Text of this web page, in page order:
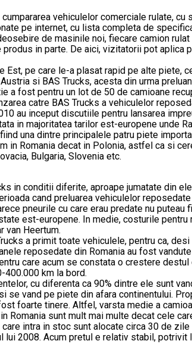
vehiculelor comerciale rulate,
pe internet, cu lista completa de
de masinile noi, fiecare camion
in parte. De aici, vizitatorii pot
pe care le-a plasat rapid pe alte piete,
si BAS Trucks, acesta din urma
a fost pentru un lot de 50 de camioane
catre BAS Trucks a vehiculelor
au inceput discutiile pentru lansarea
in majoritatea tarilor est-europene unde
una dintre principalele patru piete
in Romania decat in Polonia, astfel ca si
Bulgaria, Slovenia etc.
in conditii diferite, aproape jumatate din
cand preluarea vehiculelor
pneurile cu care erau predate nu
est-europene. In medie, costurile
van Heertum.
a primit toate vehiculele, pentru ca,
reposedate din Romania au fost
care acum se constata o crestere
400.000 km la bord.
cu diferenta ca 90% dintre ele sunt
vand pe piete din afara continentului.
foarte tinere. Altfel, varsta medie a
Romania sunt mult mai multe decat cele
intra in stoc sunt alocate circa 30 de
2008. Acum pretul e relativ stabil, potrivit